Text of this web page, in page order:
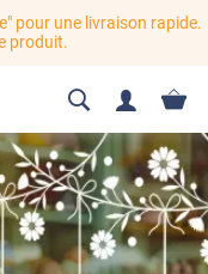
pour une livraison rapide.
produit.